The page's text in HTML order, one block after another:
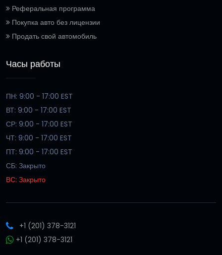
Реферальная программа
Покупка авто без лицензии
Продать свой автомобиль
Часы работы
ПН: 9:00 - 17:00 EST
ВТ: 9:00 - 17:00 EST
СР: 9:00 - 17:00 EST
ЧТ: 9:00 - 17:00 EST
ПТ: 9:00 - 17:00 EST
СБ: Закрыто
ВС: Закрыто
+1 (201) 378-3121
+1 (201) 378-3121